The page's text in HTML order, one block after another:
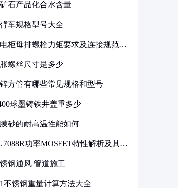
石产品化合水含量
车规格型号大全
柜母排螺栓力矩要求及连接规范详
螺丝尺寸是多少
方管有哪些常见规格和型号
球墨铸铁井盖重多少
砂的耐高温性能如何
功率MOSFET特性解析及其在
钢通风 管道施工
不锈钢重量计算方法大全